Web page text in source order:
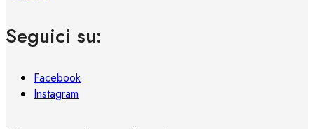
Seguici su:
Facebook
Instagram